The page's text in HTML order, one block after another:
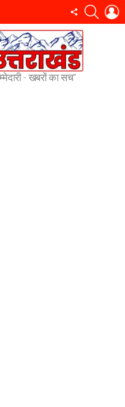
FOLLOW
- खबरों का सच"